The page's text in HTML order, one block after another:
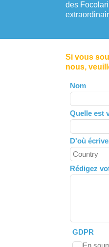
des
Si vous
nous,
Leave
this
field
blank
Nom
Quelle est
D'où
Rédigez
GDPR
En